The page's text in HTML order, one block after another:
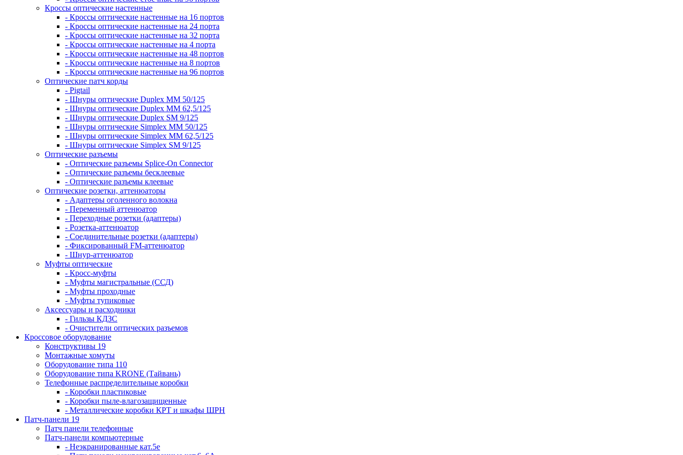
Кроссы оптические настенные
- Кроссы оптические настенные на 16 портов
- Кроссы оптические настенные на 24 порта
- Кроссы оптические настенные на 32 порта
- Кроссы оптические настенные на 4 порта
- Кроссы оптические настенные на 48 портов
- Кроссы оптические настенные на 8 портов
- Кроссы оптические настенные на 96 портов
Оптические патч корды
- Pigtail
- Шнуры оптические Duplex MM 50/125
- Шнуры оптические Duplex MM 62,5/125
- Шнуры оптические Duplex SM 9/125
- Шнуры оптические Simplex MM 50/125
- Шнуры оптические Simplex MM 62,5/125
- Шнуры оптические Simplex SM 9/125
Оптические разъемы
- Оптические разъемы Splice-On Connector
- Оптические разъемы бесклеевые
- Оптические разъемы клеевые
Оптические розетки, аттенюаторы
- Адаптеры оголенного волокна
- Переменный аттенюатор
- Переходные розетки (адаптеры)
- Розетка-аттенюатор
- Соединительные розетки (адаптеры)
- Фиксированный FM-аттенюатор
- Шнур-аттенюатор
Муфты оптические
- Кросс-муфты
- Муфты магистральные (ССД)
- Муфты проходные
- Муфты тупиковые
Аксессуары и расходники
- Гильзы КДЗС
- Очистители оптических разъемов
Кроссовое оборудование
Конструктивы 19
Монтажные хомуты
Оборудование типа 110
Оборудование типа KRONE (Тайвань)
Телефонные распределительные коробки
- Коробки пластиковые
- Коробки пыле-влагозащищенные
- Металлические коробки КРТ и шкафы ШРН
Патч-панели 19
Патч панели телефонные
Патч-панели компьютерные
- Неэкранированные кат.5е